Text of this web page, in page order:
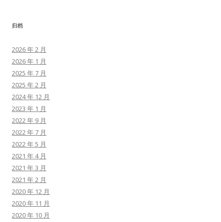
归档
2026 年 2 月
2026 年 1 月
2025 年 7 月
2025 年 2 月
2024 年 12 月
2023 年 1 月
2022 年 9 月
2022 年 7 月
2022 年 5 月
2021 年 4 月
2021 年 3 月
2021 年 2 月
2020 年 12 月
2020 年 11 月
2020 年 10 月